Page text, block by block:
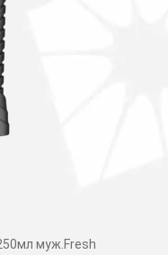
муж.Fresh